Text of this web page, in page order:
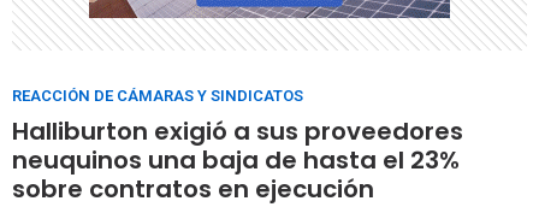
REACCIÓN DE CÁMARAS Y SINDICATOS
Halliburton exigió a sus proveedores
neuquinos una baja de hasta el 23%
sobre contratos en ejecución